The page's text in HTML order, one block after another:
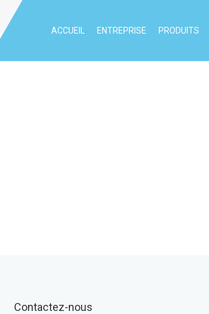
ACCUEIL ENTREPRISE PRODUITS
Contactez-nous